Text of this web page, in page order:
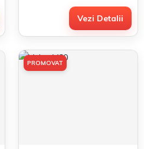
Vezi Detalii
PROMOVAT